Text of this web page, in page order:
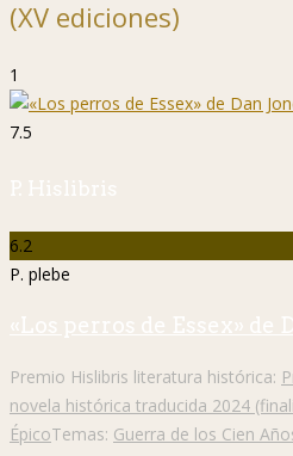
(XV ediciones)
1
7.5
P. Hislibris
6.2
P. plebe
«Los perros de Essex» de
Premio Hislibris literatura histórica:
novela histórica traducida 2024
ÉpicoTemas: Guerra de los Cien